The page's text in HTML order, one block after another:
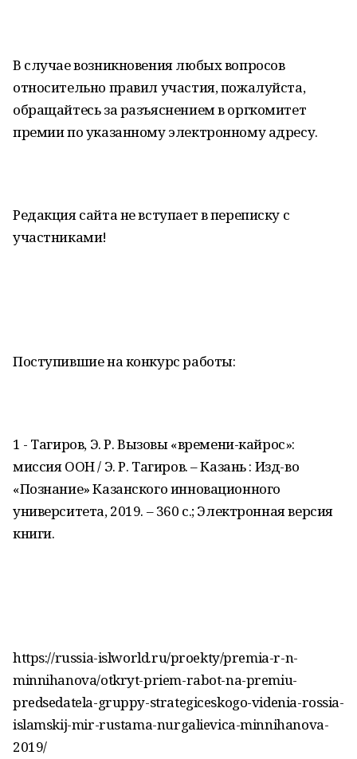
В случае возникновения любых вопросов
относительно правил участия, пожалуйста,
обращайтесь за разъяснением в оргкомитет
премии по указанному электронному адресу.
Редакция сайта не вступает в переписку с
участниками!
Поступившие на конкурс работы:
1 - Тагиров, Э. Р. Вызовы «времени-кайрос»:
миссия ООН / Э. Р. Тагиров. – Казань : Изд-во
«Познание» Казанского инновационного
университета, 2019. – 360 с.; Электронная версия
книги.
https://russia-islworld.ru/proekty/premia-r-n-
minnihanova/otkryt-priem-rabot-na-premiu-
predsedatela-gruppy-strategiceskogo-videnia-rossia-
islamskij-mir-rustama-nurgalievica-minnihanova-
2019/